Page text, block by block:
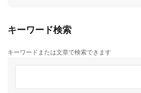
キーワード検索
キーワードまたは文章で検索できます